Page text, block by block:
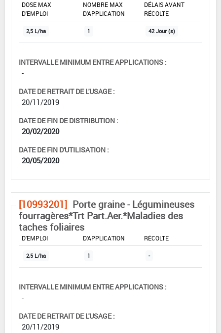
DOSE MAX
D'EMPLOI
NOMBRE MAX
D'APPLICATION
DÉLAIS AVANT
RÉCOLTE
2,5 L/ha 1 42 Jour (s)
INTERVALLE MINIMUM ENTRE APPLICATIONS :
-
DATE DE RETRAIT DE L'USAGE :
20/11/2019
DATE DE FIN DE DISTRIBUTION :
20/02/2020
DATE DE FIN D'UTILISATION :
20/05/2020
[10993201] Porte graine - Légumineuses
fourragères*Trt Part.Aer.*Maladies des
taches foliaires
DOSE MAX
D'EMPLOI
NOMBRE MAX
D'APPLICATION
RÉCOLTE
2,5 L/ha 1 -
INTERVALLE MINIMUM ENTRE APPLICATIONS :
-
DATE DE RETRAIT DE L'USAGE :
20/11/2019